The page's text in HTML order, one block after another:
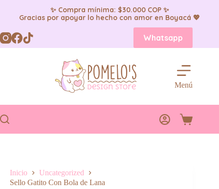
✨ Compra mínima: $30.000 COP ✨
Gracias por apoyar lo hecho con amor en Boyacá 💖
Saltar
al
contenido
Whatsapp
Menú
Carro
Inicio
Uncategorized
Sello Gatito Con Bola de Lana